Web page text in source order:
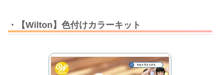
・【Wilton】色付けカラーキット